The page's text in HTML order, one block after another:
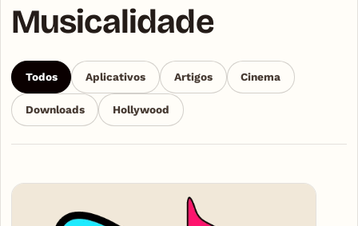
Musicalidade
Todos Aplicativos Artigos Cinema
Downloads Hollywood
Articles